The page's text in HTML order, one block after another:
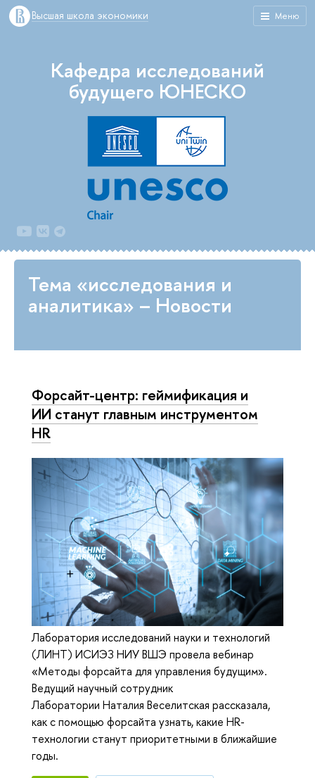
Меню
Высшая школа экономики
Кафедра исследований
будущего ЮНЕСКО
Тема «исследования и
аналитика» – Новости
Форсайт-центр: геймификация и
ИИ станут главным инструментом
HR
Лаборатория исследований науки и технологий
(ЛИНТ) ИСИЭЗ НИУ ВШЭ провела вебинар
«Методы форсайта для управления будущим».
Ведущий научный сотрудник
Лаборатории Наталия Веселитская рассказала,
как с помощью форсайта узнать, какие HR-
технологии станут приоритетными в ближайшие
годы.